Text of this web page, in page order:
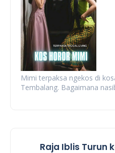
Mimi terpaksa ngekos di
Tembalang. Bagaimana
Raja Iblis Turun